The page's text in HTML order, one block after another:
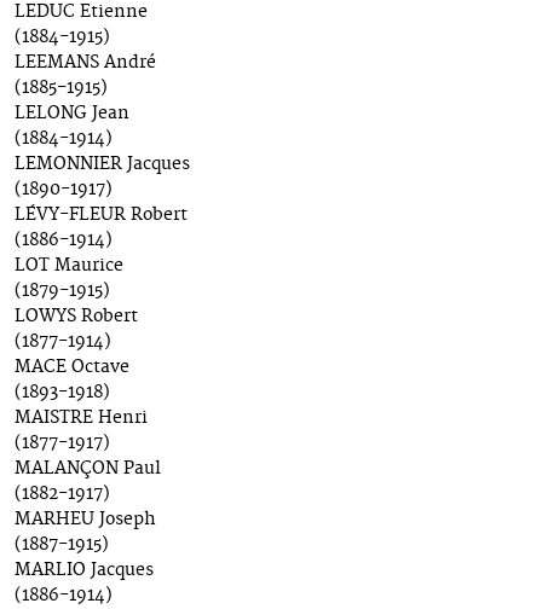
LEDUC Etienne
(1884-1915)
LEEMANS André
(1885-1915)
LELONG Jean
(1884-1914)
LEMONNIER Jacques
(1890-1917)
LÉVY-FLEUR Robert
(1886-1914)
LOT Maurice
(1879-1915)
LOWYS Robert
(1877-1914)
MACE Octave
(1893-1918)
MAISTRE Henri
(1877-1917)
MALANÇON Paul
(1882-1917)
MARHEU Joseph
(1887-1915)
MARLIO Jacques
(1886-1914)